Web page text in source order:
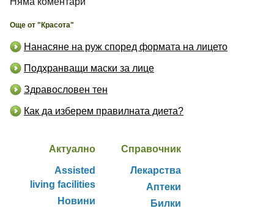
Още от "Красота"
Нанасяне на руж според формата на лицето
Подхранващи маски за лице
Здравословен тен
Как да изберем правилната диета?
Актуално
Assisted
living facilities
Новини
Справочник
Лекарства
Аптеки
Билки